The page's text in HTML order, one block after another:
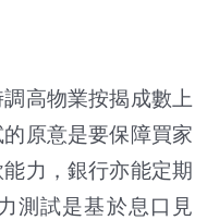
高物業按揭成數上
原意是要保障買家
力，銀行亦能定期
測試是基於息口見